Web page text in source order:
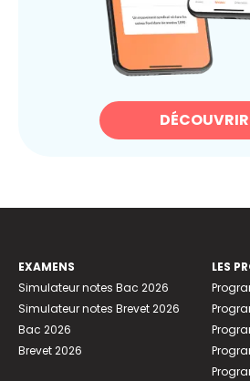
DÉCOUVRIR
EXAMENS
Simulateur notes Bac 2026
Simulateur notes Brevet 2026
Bac 2026
Brevet 2026
LES